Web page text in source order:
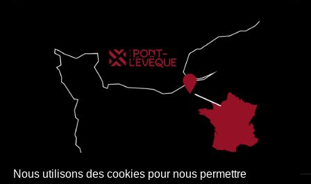
Nous utilisons des cookies pour nous permettre